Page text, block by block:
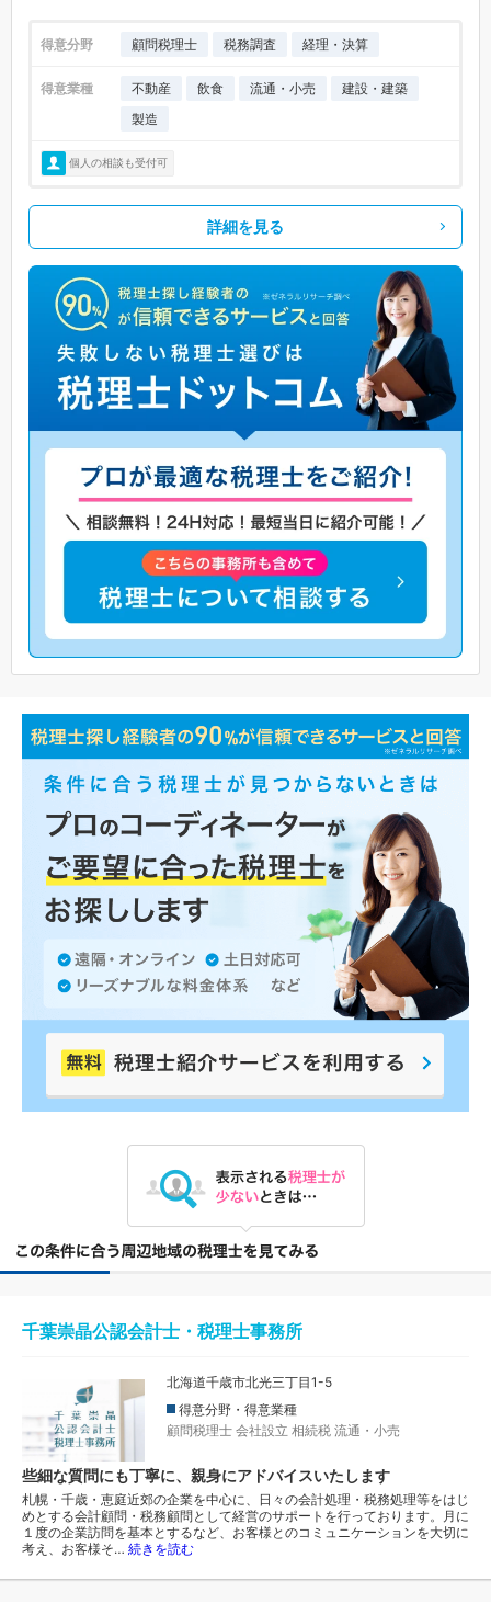
得意分野 顧問税理士 税務調査 経理・決算
得意業種 不動産 飲食 流通・小売
建設・建築
製造
個人の相談も受付可
詳細を見る
千葉崇晶公認会計士・税理士事務所
北海道千歳市北光三丁目1-5
得意分野・得意業種
顧問税理士 会社設立 相続税 流通・小売
些細な質問にも丁寧に、親身にアドバイスいたします
札幌・千歳・恵庭近郊の企業を中心に、日々の会計処理・税務処理等をはじ
めとする会計顧問・税務顧問として経営のサポートを行っております。月に
１度の企業訪問を基本とするなど、お客様とのコミュニケーションを大切に
考え、お客様そ… 続きを読む